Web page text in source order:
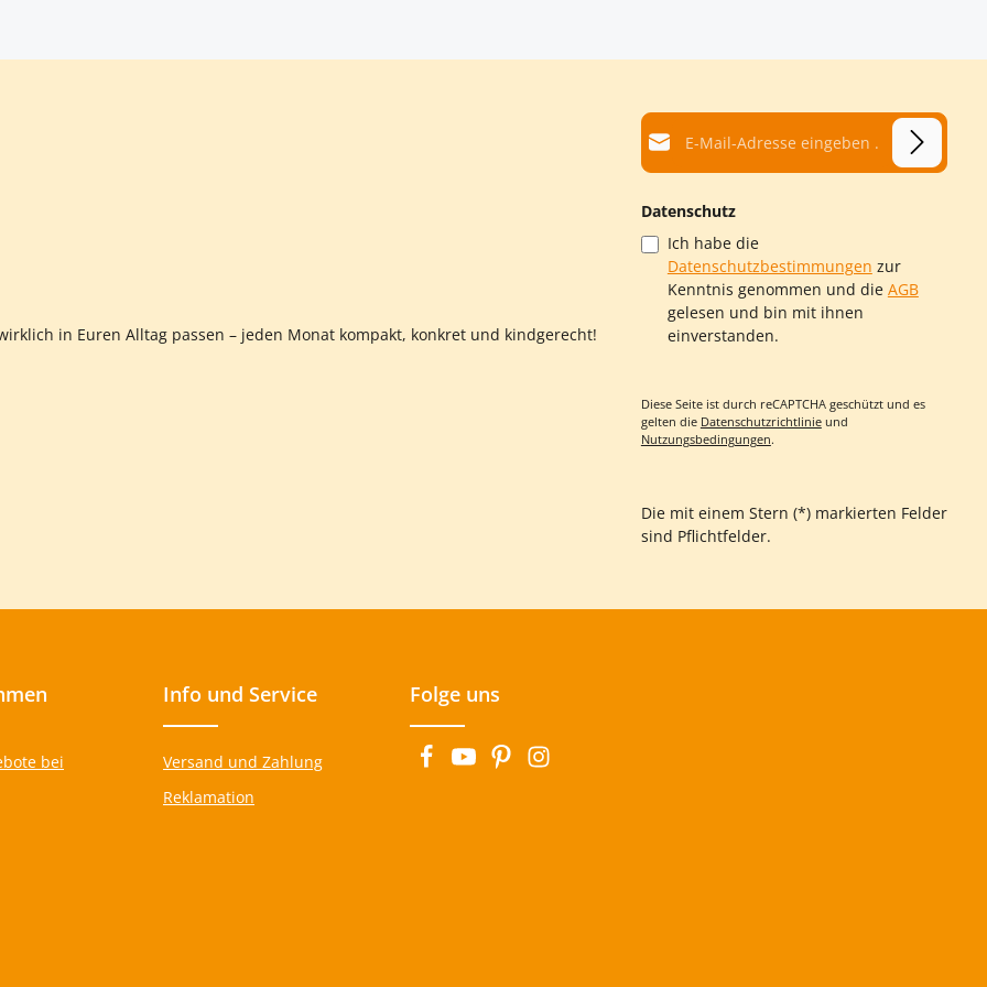
Wert ein oder benutze die Schaltflächen um die Anzahl zu erhöhen oder zu
in Euren Alltag passen – jeden Monat kompakt, konkret und kindgerecht!
E-Mail-Adresse*
Datenschutz
Ich habe die
Datenschutzbestimmungen zur
Kenntnis genommen und die AGB
gelesen und bin mit ihnen
einverstanden.
Diese Seite ist durch reCAPTCHA geschützt und es
gelten die Datenschutzrichtlinieund
Nutzungsbedingungen.
Die mit einem Stern (*) markierten Felder
sind Pflichtfelder.
bei
Info und Service
Versand und Zahlung
Reklamation
Folge uns